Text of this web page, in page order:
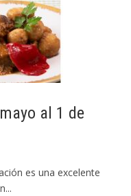
al 1 de
es una excelente